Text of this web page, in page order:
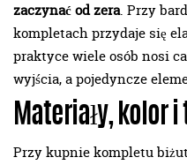
zaczynać od zera. Przy
kompletach przydaje się
praktyce wiele osób nosi
wyjścia, a pojedyncze
Materiały, kolor i
Przy kupnie kompletu